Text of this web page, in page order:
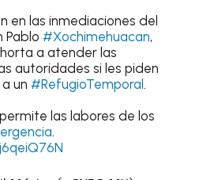
en las inmediaciones del
Pablo #Xochimehuacan,
a atender las
autoridades si les piden
un #RefugioTemporal.
las labores de los
.